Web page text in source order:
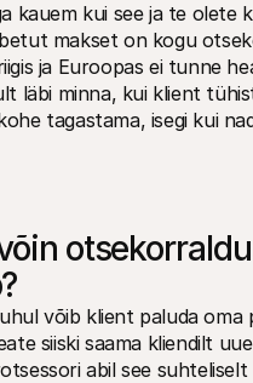
kauem kui see ja te
makset on kogu
ja Euroopas ei tunne
läbi minna, kui klient
tagastama, isegi kui
võib klient paluda
siiski saama kliendilt
abil see